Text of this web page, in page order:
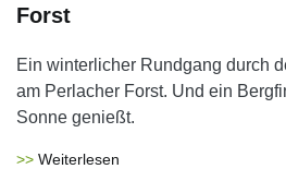
Forst
Ein winterlicher Rundgang durch
am Perlacher Forst. Und ein
Sonne genießt.
Weiterlesen